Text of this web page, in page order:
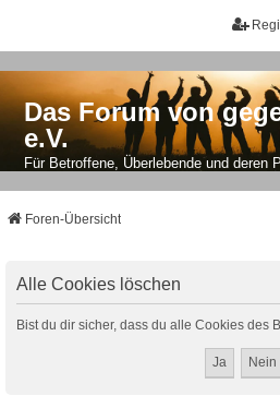
Das Forum von
e.V.
Für Betroffene, Überlebende und deren
Foren-Übersicht
Alle Cookies löschen
Bist du dir sicher, dass du alle Cookies des